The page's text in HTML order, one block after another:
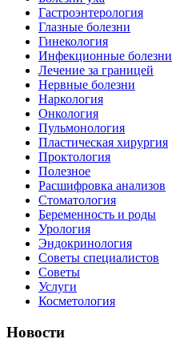
Гастроэнтерология
Глазные болезни
Гинекология
Инфекционные болезни
Лечение за границей
Нервные болезни
Наркология
Онкология
Пульмонология
Пластическая хирургия
Проктология
Полезное
Расшифровка анализов
Стоматология
Беременность и роды
Урология
Эндокринология
Советы специалистов
Советы
Услуги
Косметология
Новости